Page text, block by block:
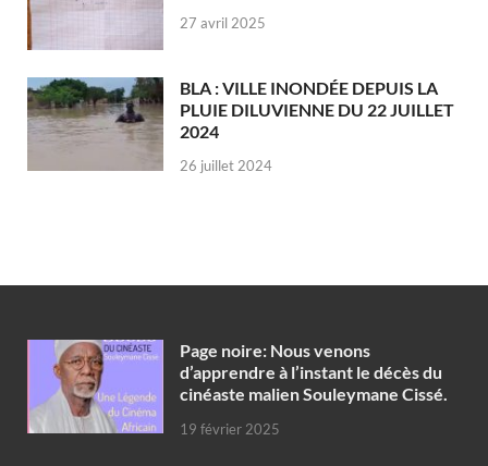
27 avril 2025
BLA : VILLE INONDÉE DEPUIS LA
PLUIE DILUVIENNE DU 22 JUILLET
2024
26 juillet 2024
Page noire: Nous venons
d’apprendre à l’instant le décès du
cinéaste malien Souleymane Cissé.
19 février 2025